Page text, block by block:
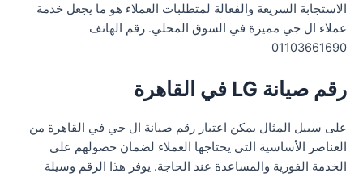
الاستجابة السريعة والفعالة لمتطلبات العملاء هو ما يجعل خدمة
عملاء ال جي مميزة في السوق المحلي. رقم الهاتف
01103661690
رقم صيانة LG في القاهرة
على سبيل المثال يمكن اعتبار رقم صيانة ال جي في القاهرة من
العناصر الأساسية التي يحتاجها العملاء لضمان حصولهم على
الخدمة الفورية والمساعدة عند الحاجة. يوفر هذا الرقم وسيلة